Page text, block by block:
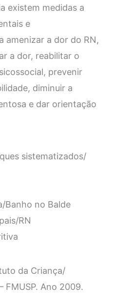
existem medidas a
e
amenizar a dor do RN,
a dor, reabilitar o
prevenir
diminuir a
e dar orientação
sistematizados/
Banho no Balde
RN
da Criança/
FMUSP. Ano 2009.